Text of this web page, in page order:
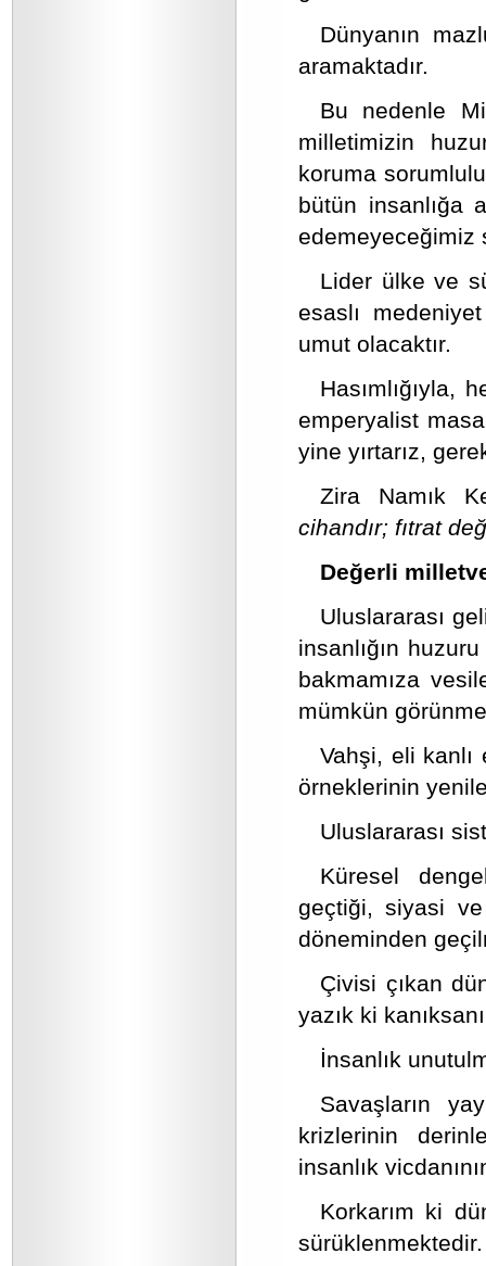
Dünyanın
aramaktadır.
Bu nedenle
milletimizin
koruma
bütün insanlığa
edemeyeceğimiz
Lider ülke ve
esaslı
umut olacaktır.
Hasımlığıyla,
emperyalist
yine yırtarız,
Zira Namık
cihandır; fıtrat
Değerli
Uluslararası
insanlığın
bakmamıza
mümkün
Vahşi, eli kanlı
örneklerinin
Uluslararası
Küresel
geçtiği, siyasi ve
döneminden
Çivisi çıkan
yazık ki
İnsanlık
Savaşların
krizlerinin
insanlık
Korkarım ki
sürüklenmektedir.